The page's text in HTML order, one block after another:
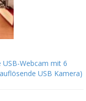
Webcam mit 6
USB Kamera)